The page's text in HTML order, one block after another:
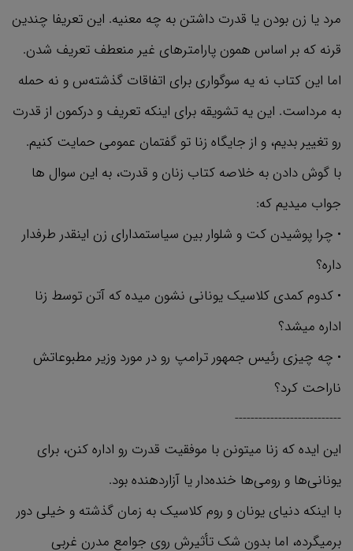
مرد یا زن بودن یا قدرت داشتن به چه معنیه. این تعریفا چندین
قرنه که بر اساس همون پارامترهای غیر منعطف تعریف شدن.
اما این کتاب نه یه سوگواری برای اتفاقات گذشته‌س و نه حمله
به مرداست. این یه تشویقه برای اینکه تعریف و درکمون از قدرت
رو تغییر بدیم، و از جایگاه زنا تو گفتمان عمومی حمایت کنیم.
با گوش دادن به خلاصه کتاب زنان و قدرت، به این سوال ها
جواب میدیم که:
• چرا پوشیدن کت و شلوار بین سیاستمدارای زن اینقدر طرفدار
داره؟
• کدوم کمدی کلاسیک یونانی نشون میده که آتن توسط زنا
اداره میشد؟
• چه چیزی رئیس جمهور ترامپ رو در مورد وزیر مطبوعاتش
ناراحت کرد؟
---------------------------
این ایده که زنا میتونن با موفقیت قدرت رو اداره کنن، برای
یونانی‌ها و رومی‌ها خنده‌دار یا آزاردهنده بود.
با اینکه دنیای یونان و روم کلاسیک به زمان گذشته و خیلی دور
برمیگرده، اما بدون شک تأثیرش روی جوامع مدرن غربی